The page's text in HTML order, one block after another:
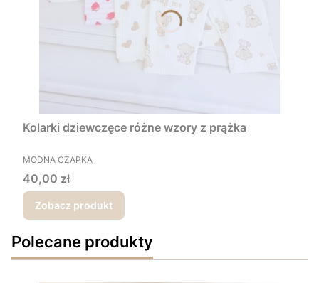
Kolarki dziewczęce różne wzory z prążka
PRODUCENT
MODNA CZAPKA
Cena
40,00 zł
Zobacz produkt
Polecane produkty